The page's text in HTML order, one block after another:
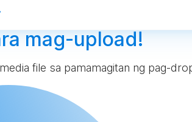
mag-upload!
file sa pamamagitan ng pag-